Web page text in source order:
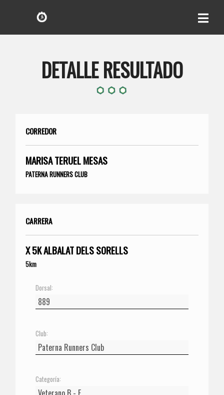
DETALLE RESULTADO
CORREDOR
MARISA TERUEL MESAS
PATERNA RUNNERS CLUB
CARRERA
X 5K ALBALAT DELS SORELLS
5km
Dorsal:
Club:
Categoría: